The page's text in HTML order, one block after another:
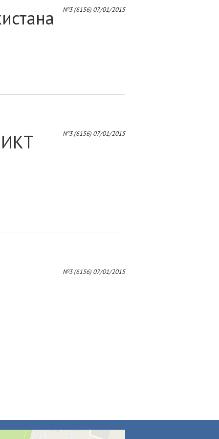
4
№3 (6156) 07/01/2015
№3 (6156) 07/01/2015
ИКТ
№3 (6156) 07/01/2015